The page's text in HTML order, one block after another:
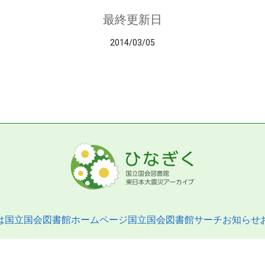
最終更新日
2014/03/05
国立国会図書館ホームページ国立国会図書館サーチお知らせ